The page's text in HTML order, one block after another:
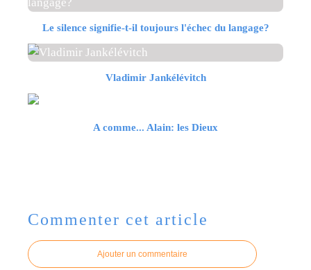
Le silence signifie-t-il toujours l'échec du langage?
Vladimir Jankélévitch
A comme... Alain: les Dieux
Commenter cet article
Ajouter un commentaire